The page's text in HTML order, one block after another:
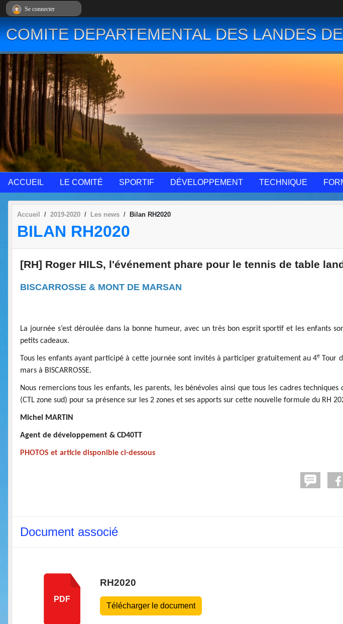
COMITE DEPARTEMENTAL DES LANDES
ACCUEIL LE COMITÉ SPORTIF DÉVELOPPEMENT TECHNIQUE
Accueil 2019-2020 Les news Bilan RH2020
BILAN RH2020
[RH] Roger HILS, l'événement phare pour le tennis de table
BISCARROSSE & MONT DE MARSAN
La journée s’est déroulée dans la bonne humeur, avec un très bon esprit sportif et les enfants
petits cadeaux.
Tous les enfants ayant participé à cette journée sont invités à participer gratuitement au 4e Tour
mars à BISCARROSSE.
Nous remercions tous les enfants, les parents, les bénévoles ainsi que tous les cadres
(CTL zone sud) pour sa présence sur les 2 zones et ses apports sur cette nouvelle formule du RH
Michel MARTIN
Agent de développement & CD40TT
PHOTOS et article disponible ci-dessous
Document associé
PDF
RH2020
Télécharger le document
Se connecter
Panneau de gestion des cookies